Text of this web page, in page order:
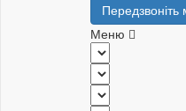
Передзвоніть
Меню